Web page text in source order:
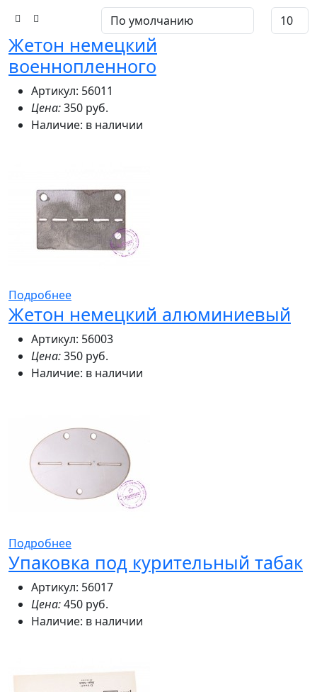
Жетон немецкий
военнопленного
Артикул: 56011
Цена:350 руб.
Наличие: в наличии
Подробнее
Жетон немецкий алюминиевый
Артикул: 56003
Цена:350 руб.
Наличие: в наличии
Подробнее
Упаковка под курительный табак
Артикул: 56017
Цена:450 руб.
Наличие: в наличии